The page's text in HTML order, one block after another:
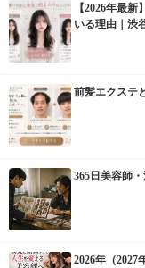
【2026年最
いる理由｜渋
前髪エクステ
365日美容師
2026年（